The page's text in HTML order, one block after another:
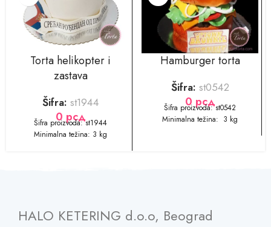
Torta helikopter i
zastava
Šifra: st1944
0 рсд
Šifra proizvoda: st1944
Minimalna težina: 3 kg
Hamburger torta
Šifra: st0542
0 рсд
Šifra proizvoda: st0542
Minimalna težina: 3 kg
HALO KETERING d.o.o, Beograd